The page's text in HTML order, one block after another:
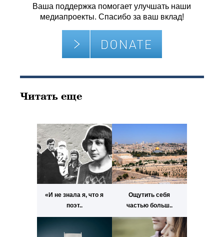
Ваша поддержка помогает улучшать наши
медиапроекты. Спасибо за ваш вклад!
Читать еще
«И не знала я, что я
поэт..
Ощутить себя
частью больш..